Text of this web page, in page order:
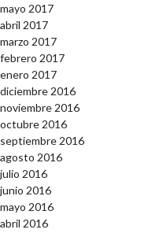
mayo 2017
abril 2017
marzo 2017
febrero 2017
enero 2017
diciembre 2016
noviembre 2016
octubre 2016
septiembre 2016
agosto 2016
julio 2016
junio 2016
mayo 2016
abril 2016